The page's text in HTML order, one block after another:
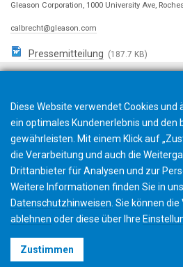
Gleason Corporation, 1000 University Ave,
calbrecht@gleason.com
Pressemitteilung (187.7 KB)
Nutzungsbedingungen
Diese Website verwendet Cookies und
ein optimales Kundenerlebnis und den
gewährleisten. Mit einem Klick auf
die Verarbeitung und auch die
Drittanbieter für Analysen und zur
Weitere Informationen finden Sie in
Datenschutzhinweisen . Sie können
ablehnen oder diese über Ihre
Zustimmen